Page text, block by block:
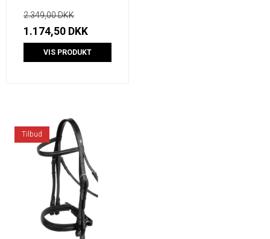
2.349,00 DKK
1.174,50 DKK
VIS PRODUKT
Tilbud